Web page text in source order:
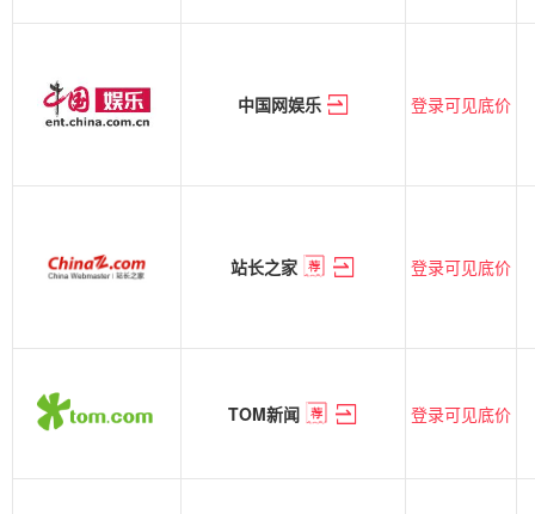
中国网娱乐 登录可见底价
站长之家 登录可见底价
TOM新闻 登录可见底价